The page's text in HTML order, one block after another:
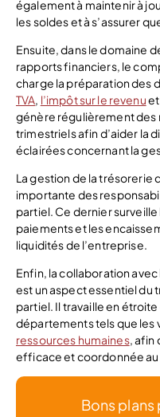
également à maintenir à
les soldes et à s’assurer
Ensuite, dans le domaine
rapports financiers, le
charge la préparation des
TVA, l’impôt sur le revenuet
génère régulièrement des
trimestriels afin d’aider la
éclairées concernant la
La gestion de la trésorerie
importante des
partiel. Ce dernier
paiements et les
liquidités de l’entreprise.
Enfin, la collaboration
est un aspect essentiel du
partiel. Il travaille en
départements tels que les
ressources humaines, afin
efficace et coordonnée au
Bons